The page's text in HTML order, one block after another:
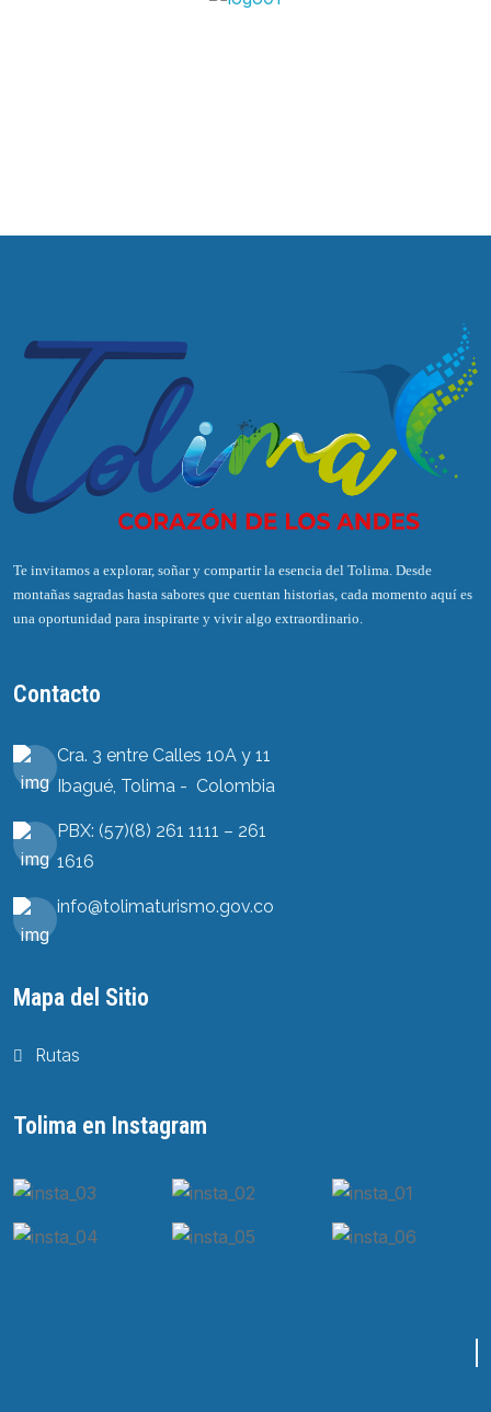
Te invitamos a explorar, soñar y compartir la esencia del Tolima. Desde
montañas sagradas hasta sabores que cuentan historias, cada momento aquí es
una oportunidad para inspirarte y vivir algo extraordinario.
Contacto
Cra. 3 entre Calles 10A y 11
Ibagué, Tolima - Colombia
PBX: (57)(8) 261 1111 – 261
1616
info@tolimaturismo.gov.co
Mapa del Sitio
Rutas
Tolima en Instagram